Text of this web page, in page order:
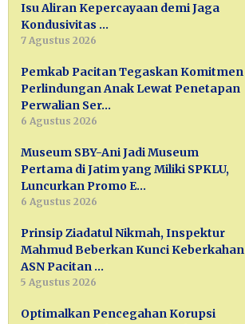
Isu Aliran Kepercayaan demi Jaga
Kondusivitas …
7 Agustus 2026
Pemkab Pacitan Tegaskan Komitmen
Perlindungan Anak Lewat Penetapan
Perwalian Ser…
6 Agustus 2026
Museum SBY-Ani Jadi Museum
Pertama di Jatim yang Miliki SPKLU,
Luncurkan Promo E…
6 Agustus 2026
Prinsip Ziadatul Nikmah, Inspektur
Mahmud Beberkan Kunci Keberkahan
ASN Pacitan …
5 Agustus 2026
Optimalkan Pencegahan Korupsi